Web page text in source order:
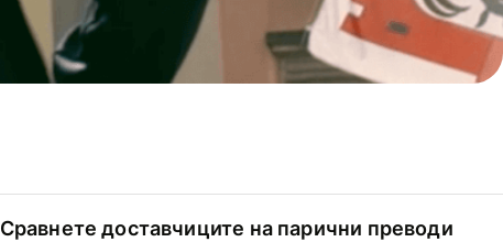
Сравнете доставчиците на парични преводи